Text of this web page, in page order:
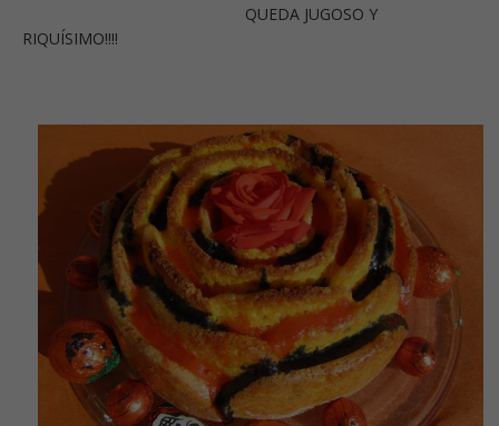
QUEDA JUGOSO Y
RIQUÍSIMO!!!!